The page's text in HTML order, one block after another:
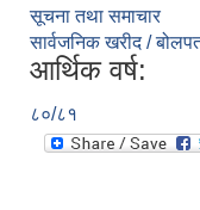
सूचना तथा समाचार
सार्वजनिक खरीद /
आर्थिक वर्ष:
८०/८१